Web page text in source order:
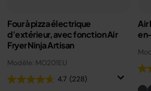
Four à pizza électrique
d’extérieur, avec fonction Air
Fryer Ninja Artisan
Modèle: MO201EU
4.7 (228)
Air